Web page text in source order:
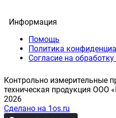
Информация
Помощь
Политика
Согласие на
Контрольно измерительные
техническая продукция ООО
2026
Сделано на 1os.ru